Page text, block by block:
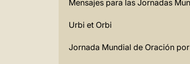
Mensajes para las Jornadas
Urbi et Orbi
Jornada Mundial de Oración